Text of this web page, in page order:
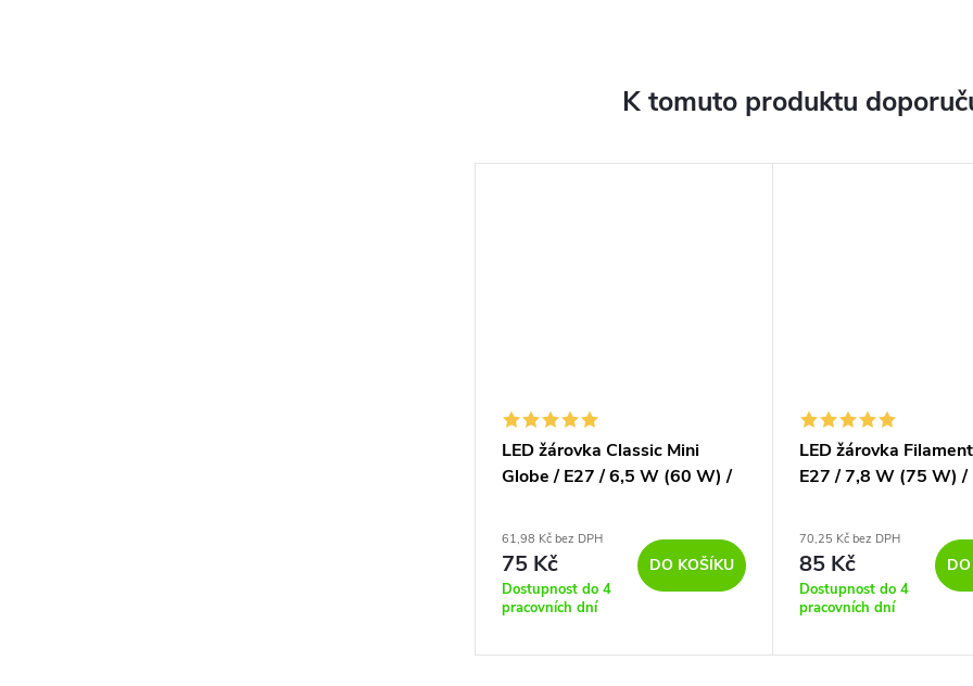
K tomuto produktu
LED žárovka Classic Mini
Globe / E27 / 6,5 W (60 W) /
61,98 Kč bez DPH
75 Kč
Dostupnost do 4
pracovních dní
DO KOŠÍKU
LED žárovka
E27 / 7,8 W (75 W)
70,25 Kč bez DPH
85 Kč
Dostupnost do 4
pracovních dní